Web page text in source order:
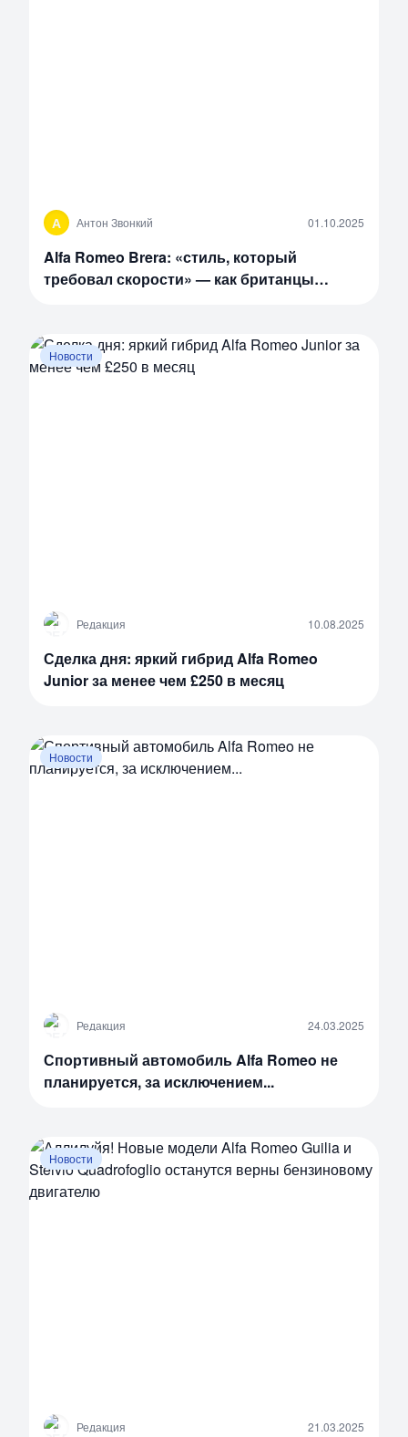
А Антон Звонкий 01.10.2025
Alfa Romeo Brera: «стиль, который
требовал скорости» — как британцы
Новости
Р Редакция 10.08.2025
Сделка дня: яркий гибрид Alfa Romeo
Junior за менее чем £250 в месяц
Новости
Р Редакция 24.03.2025
Спортивный автомобиль Alfa Romeo не
планируется, за исключением...
Новости
Р Редакция 21.03.2025